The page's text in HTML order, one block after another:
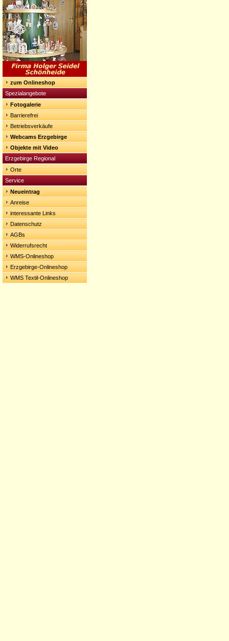
zum Onlineshop
Spezialangebote
Fotogalerie
Barrierefrei
Betriebsverkäufe
Webcams Erzgebirge
Objekte mit Video
Erzgebirge Regional
Orte
Service
Neueintrag
Anreise
interessante Links
Datenschutz
AGBs
Widerrufsrecht
WMS-Onlineshop
Erzgebirge-Onlineshop
WMS Textil-Onlineshop